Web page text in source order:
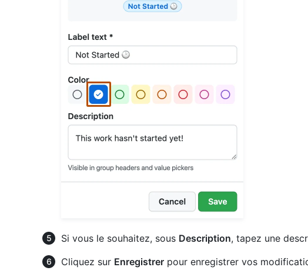
Si vous le souhaitez, sous Description, tapez une
Cliquez sur Enregistrer pour enregistrer vos